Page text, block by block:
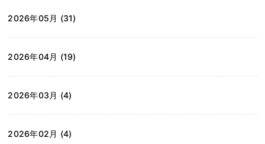
2026年05月 (31)
2026年04月 (19)
2026年03月 (4)
2026年02月 (4)